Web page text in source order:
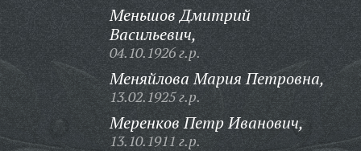
Меньшов Дмитрий
Васильевич,
04.10.1926 г.р.
Меняйлова Мария Петровна,
13.02.1925 г.р.
Меренков Петр Иванович,
13.10.1911 г.р.